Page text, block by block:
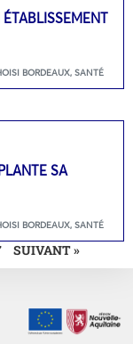
BORDEAUX, SANTÉ
SA
BORDEAUX, SANTÉ
SUIVANT »